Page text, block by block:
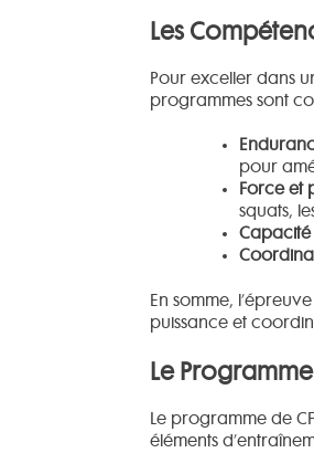
Les
Pour exceller dans
programmes sont
pour
Force et
squats,
En somme,
puissance et
Le
Le programme de
éléments